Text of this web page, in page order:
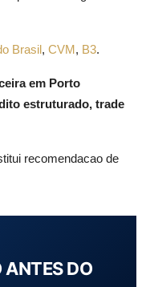
Brasil, CVM, B3.
em Porto
estruturado, trade
recomendacao de
ANTES DO